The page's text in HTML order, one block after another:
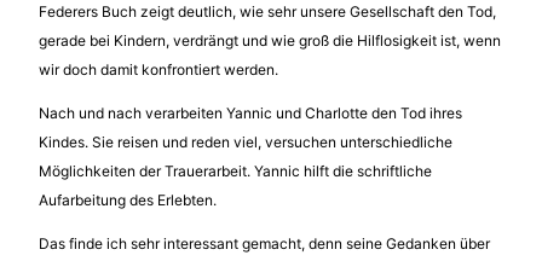
Federers Buch zeigt deutlich, wie sehr unsere Gesellschaft den Tod,
gerade bei Kindern, verdrängt und wie groß die Hilflosigkeit ist, wenn
wir doch damit konfrontiert werden.
Nach und nach verarbeiten Yannic und Charlotte den Tod ihres
Kindes. Sie reisen und reden viel, versuchen unterschiedliche
Möglichkeiten der Trauerarbeit. Yannic hilft die schriftliche
Aufarbeitung des Erlebten.
Das finde ich sehr interessant gemacht, denn seine Gedanken über